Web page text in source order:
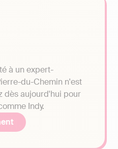
à un expert-
du-Chemin n'est
dès aujourd'hui pour
Indy.